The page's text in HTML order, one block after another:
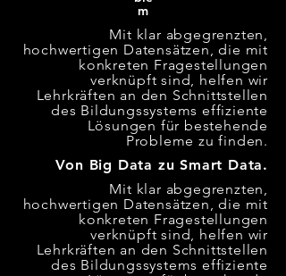
m
Mit klar abgegrenzten,
hochwertigen Datensätzen, die mit
konkreten Fragestellungen
verknüpft sind, helfen wir
Lehrkräften an den Schnittstellen
des Bildungssystems effiziente
Lösungen für bestehende
Probleme zu finden.
Von Big Data zu Smart Data.
Mit klar abgegrenzten,
hochwertigen Datensätzen, die mit
konkreten Fragestellungen
verknüpft sind, helfen wir
Lehrkräften an den Schnittstellen
des Bildungssystems effiziente